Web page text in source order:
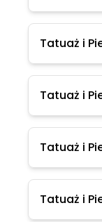
Tatuaż i
Tatuaż i
Tatuaż i
Tatuaż i